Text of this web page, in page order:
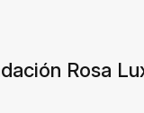
Rosa